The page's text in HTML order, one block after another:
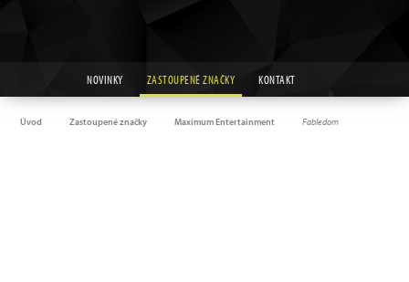
NOVINKY ZASTOUPENÉ ZNAČKY KONTAKT
Úvod Zastoupené značky Maximum Entertainment Fabledom